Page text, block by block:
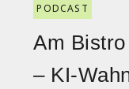
PODCAST
Am
– KI-